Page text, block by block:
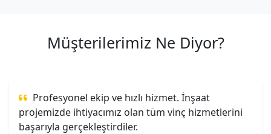
Müşterilerimiz Ne Diyor?
Profesyonel ekip ve hızlı hizmet. İnşaat
projemizde ihtiyacımız olan tüm vinç hizmetlerini
başarıyla gerçekleştirdiler.